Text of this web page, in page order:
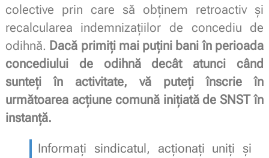
colective prin care să obținem retroactiv și
recalcularea indemnizaţiilor de concediu de
odihnă. Dacă primiți mai puțini bani în perioada
concediului de odihnă decât atunci când
sunteți în activitate, vă puteți înscrie în
următoarea acțiune comună inițiată de SNST în
instanță.
Informați sindicatul, acționați uniți și